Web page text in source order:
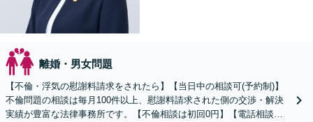
離婚・男女問題
【不倫・浮気の慰謝料請求をされたら】【当日中の相談可(予約制)】
不倫問題の相談は毎月100件以上、慰謝料請求された側の交渉・解決
実績が豊富な法律事務所です。【不倫相談は初回0円】【電話相談で